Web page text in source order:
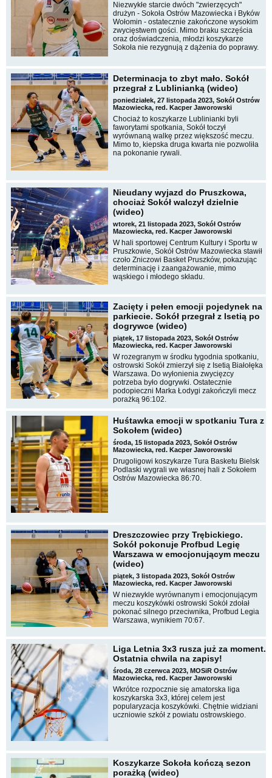
Niezwykłe starcie dwóch "zwierzęcych"
drużyn - Sokoła Ostrów Mazowiecka i Byków
Wołomin - ostatecznie zakończone wysokim
zwycięstwem gości. Mimo braku szczęścia
oraz doświadczenia, młodzi koszykarze
Sokoła nie rezygnują z dążenia do poprawy.
Determinacja to zbyt mało. Sokół
przegrał z Lublinianką (wideo)
poniedziałek, 27 listopada 2023, Sokół Ostrów
Mazowiecka, red. Kacper Jaworowski
Chociaż to koszykarze Lublinianki byli
faworytami spotkania, Sokół toczył
wyrównaną walkę przez większość meczu.
Mimo to, kiepska druga kwarta nie pozwoliła
na pokonanie rywali.
Nieudany wyjazd do Pruszkowa,
chociaż Sokół walczył dzielnie
(wideo)
wtorek, 21 listopada 2023, Sokół Ostrów
Mazowiecka, red. Kacper Jaworowski
W hali sportowej Centrum Kultury i Sportu w
Pruszkowie, Sokół Ostrów Mazowiecka stawił
czoło Zniczowi Basket Pruszków, pokazując
determinację i zaangażowanie, mimo
wąskiego i młodego składu.
Zacięty i pełen emocji pojedynek na
parkiecie. Sokół przegrał z Isetią po
dogrywce (wideo)
piątek, 17 listopada 2023, Sokół Ostrów
Mazowiecka, red. Kacper Jaworowski
W rozegranym w środku tygodnia spotkaniu,
ostrowski Sokół zmierzył się z Isetią Białołęka
Warszawa. Do wyłonienia zwycięzcy
potrzeba było dogrywki. Ostatecznie
podopieczni Marka Łodygi zakończyli mecz
porażką 96:102.
Huśtawka emocji w spotkaniu Tura z
Sokołem (wideo)
środa, 15 listopada 2023, Sokół Ostrów
Mazowiecka, red. Kacper Jaworowski
Drugoligowi koszykarze Tura Basketu Bielsk
Podlaski wygrali we własnej hali z Sokołem
Ostrów Mazowiecka 86:70.
Dreszczowiec przy Trębickiego.
Sokół pokonuje Profbud Legię
Warszawa w emocjonującym meczu
(wideo)
piątek, 3 listopada 2023, Sokół Ostrów
Mazowiecka, red. Kacper Jaworowski
W niezwykle wyrównanym i emocjonującym
meczu koszykówki ostrowski Sokół zdołał
pokonać silnego przeciwnika, Profbud Legia
Warszawa, wynikiem 70:67.
Liga Letnia 3x3 rusza już za moment.
Ostatnia chwila na zapisy!
środa, 28 czerwca 2023, MOSiR Ostrów
Mazowiecka, red. Kacper Jaworowski
Wkrótce rozpocznie się amatorska liga
koszykarska 3x3, której celem jest
popularyzacja koszykówki. Chętnie widziani
uczniowie szkół z powiatu ostrowskiego.
Koszykarze Sokoła kończą sezon
porażką (wideo)